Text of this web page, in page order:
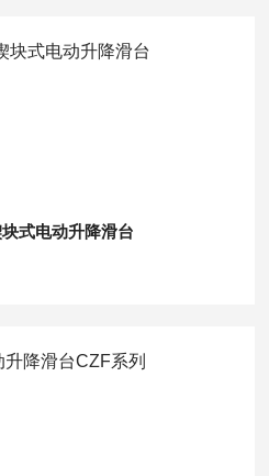
式电动升降滑台